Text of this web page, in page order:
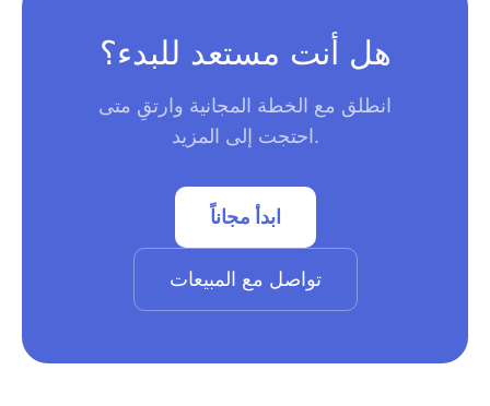
هل أنت مستعد للبدء؟
انطلق مع الخطة المجانية وارتقِ متى
احتجت إلى المزيد.
ابدأ مجاناً
تواصل مع المبيعات